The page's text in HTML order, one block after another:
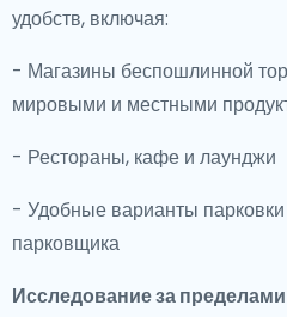
удобств, включая:
- Магазины беспошлинной
мировыми и местными
- Рестораны, кафе и лаунджи
- Удобные варианты парковки
парковщика
Исследование за